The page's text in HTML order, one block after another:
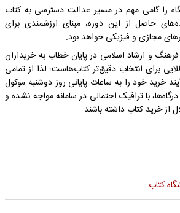
را گامی مهم در مسیر عدالت دسترسی به کتاب
حاصل از این دوره، مبنای ارزشمندی برای
مجازی و فیزیکی خواهد بود.
و ارشاد اسلامی در پایان خطاب به خریداران
برای انتخاب دقیق‌تر کتاب‌هاست؛ لذا از تمامی
خرید خود را به ساعات پایانی روز دوشنبه موکول
با ترافیک احتمالی در سامانه مواجه نشده و
از خرید کتاب داشته باشند.
کتاب